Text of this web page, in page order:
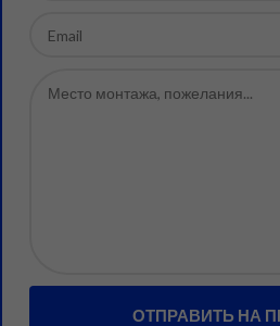
ОТПРАВИТЬ НА